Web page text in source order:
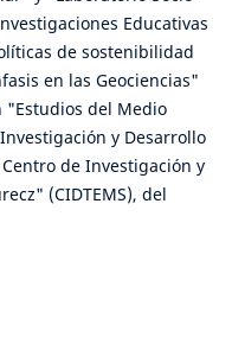
Educativas
de sostenibilidad
en las Geociencias"
"Estudios del Medio
y Desarrollo
de Investigación y
(CIDTEMS), del